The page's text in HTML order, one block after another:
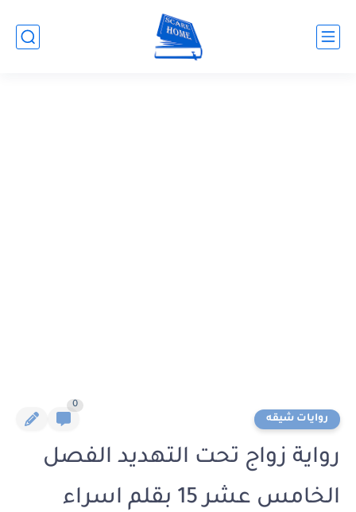
روايات شيقه
0
رواية زواج تحت التهديد الفصل
الخامس عشر 15 بقلم اسراء